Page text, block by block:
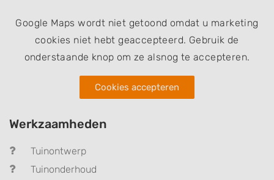
Google Maps wordt niet getoond omdat u marketing
cookies niet hebt geaccepteerd. Gebruik de
onderstaande knop om ze alsnog te accepteren.
Cookies accepteren
Werkzaamheden
Tuinontwerp
Tuinonderhoud